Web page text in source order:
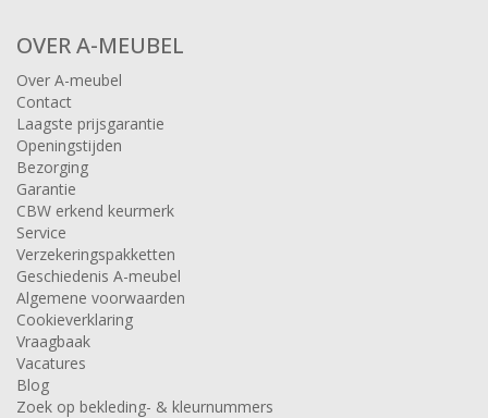
OVER A-MEUBEL
Over A-meubel
Contact
Laagste prijsgarantie
Openingstijden
Bezorging
Garantie
CBW erkend keurmerk
Service
Verzekeringspakketten
Geschiedenis A-meubel
Algemene voorwaarden
Cookieverklaring
Vraagbaak
Vacatures
Blog
Zoek op bekleding- & kleurnummers